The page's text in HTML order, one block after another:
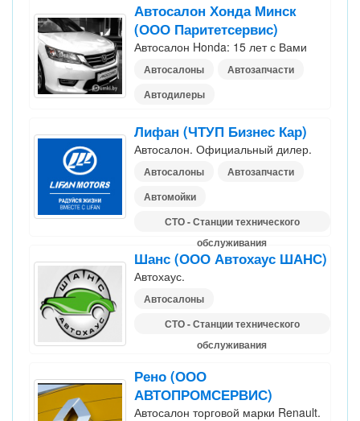
Автосалон Хонда Минск
(ООО Паритетсервис)
Автосалон Honda: 15 лет с Вами
Автосалоны
Автозапчасти
Автодилеры
Лифан (ЧТУП Бизнес Кар)
Автосалон. Официальный дилер.
Автосалоны
Автозапчасти
Автомойки
СТО - Станции технического
обслуживания
Шанс (ООО Автохаус ШАНС)
Автохаус.
Автосалоны
СТО - Станции технического
обслуживания
Рено (ООО
АВТОПРОМСЕРВИС)
Автосалон торговой марки Renault.